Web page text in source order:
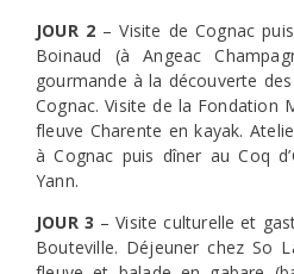
JOUR 2 – Visite de Cognac
Boinaud (à Angeac
gourmande à la découverte
Cognac. Visite de la Fondation
fleuve Charente en kayak.
à Cognac puis dîner au Coq
Yann.
JOUR 3 – Visite culturelle et
Bouteville. Déjeuner chez So